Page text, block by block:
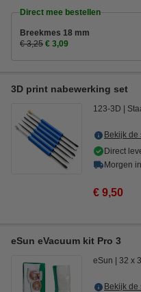
Direct mee bestellen
Breekmes 18 mm
€ 3,25 € 3,09
3D print nabewerking set
123-3D
Bekijk
Direct
Morgen
€ 9,50
eSun eVacuum kit Pro 3
eSun 32 x
Bekijk